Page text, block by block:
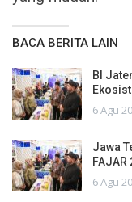
BACA BERITA LAIN
BI
6 Agu
Jawa
FAJAR
6 Agu